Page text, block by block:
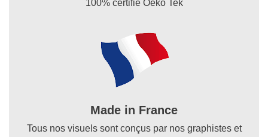
100% certifié Oeko Tek
Made in France
Tous nos visuels sont conçus par nos graphistes et